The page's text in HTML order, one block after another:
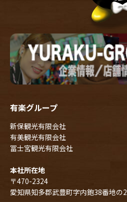
有楽グループ
新保観光有限会社
有美観光有限会社
冨士宮観光有限会社
本社所在地
〒470-2324
愛知県知多郡武豊町字内鉋38番地の2